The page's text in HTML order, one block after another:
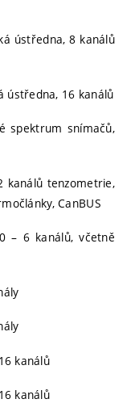
ústředna, 8 kanálů
ústředna, 16 kanálů
spektrum snímačů,
kanálů tenzometrie,
CanBUS
– 6 kanálů, včetně
kanálů
kanálů